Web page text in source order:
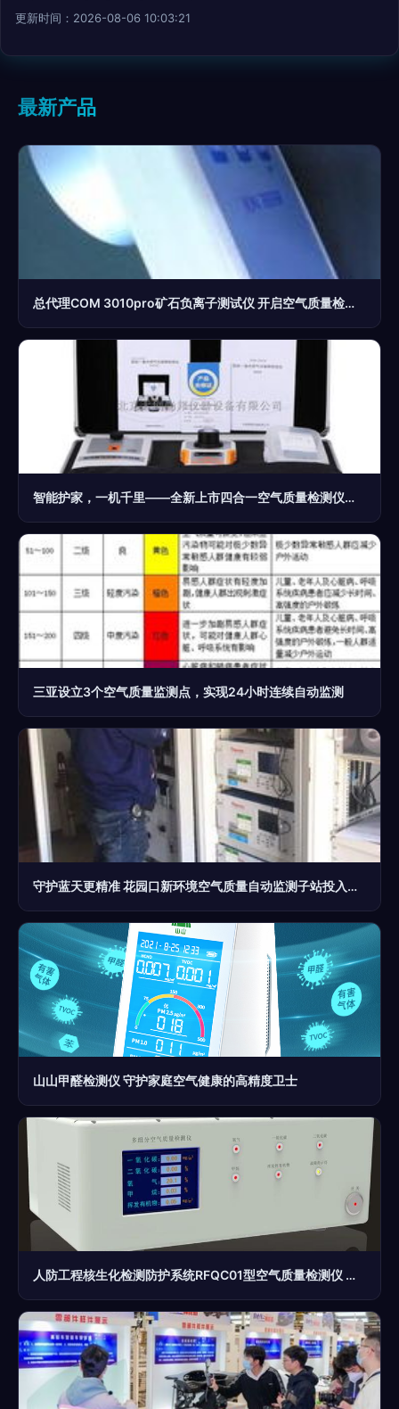
更新时间：2026-08-06 10:03:21
最新产品
总代理COM 3010pro矿石负离子测试仪 开启空气质量检测新篇章
智能护家，一机千里——全新上市四合一空气质量检测仪全解析
三亚设立3个空气质量监测点，实现24小时连续自动监测
守护蓝天更精准 花园口新环境空气质量自动监测子站投入试运行
山山甲醛检测仪 守护家庭空气健康的高精度卫士
人防工程核生化检测防护系统RFQC01型空气质量检测仪 守护地下国防空间的“隐形卫士”